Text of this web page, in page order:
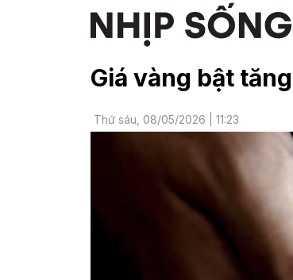
Giá vàng bật
Thứ sáu, 08/05/2026 | 11:23